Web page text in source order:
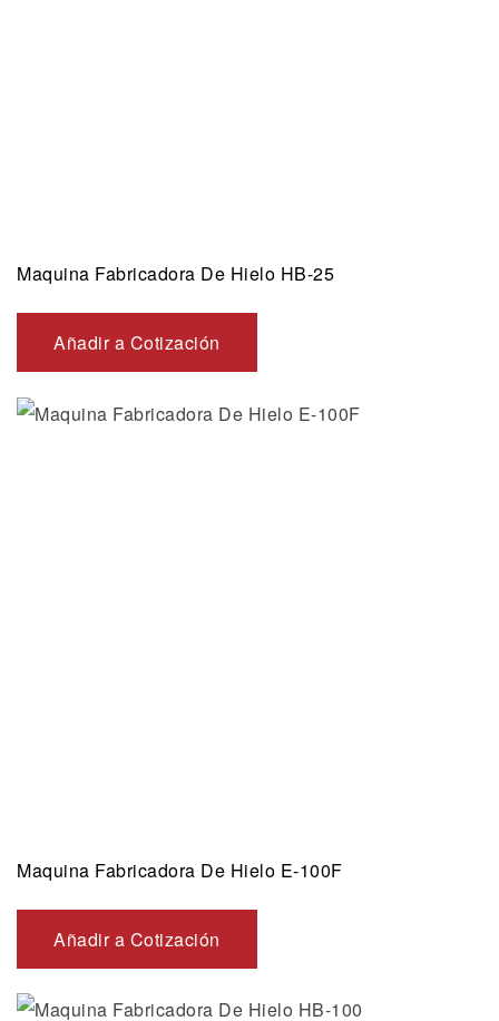
Maquina Fabricadora De Hielo HB-25
Añadir a Cotización
Maquina Fabricadora De Hielo E-100F
Añadir a Cotización